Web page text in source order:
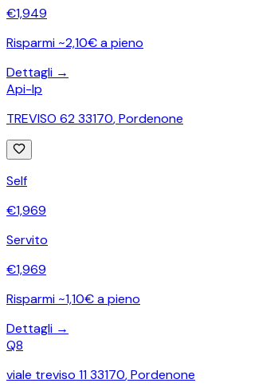
€1,949
Risparmi ~2,10€ a pieno
Dettagli →
Api-Ip
TREVISO 62 33170,Pordenone
Self
€1,969
Servito
€1,969
Risparmi ~1,10€ a pieno
Dettagli →
Q8
viale treviso 11 33170,Pordenone